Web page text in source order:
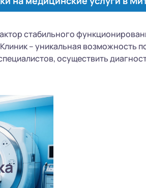
стабильного
– уникальная
осуществить